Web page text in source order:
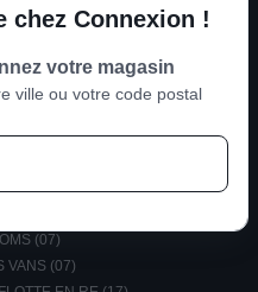
(07)
VANS (07)
chez Connexion !
votre magasin
ville ou votre code postal